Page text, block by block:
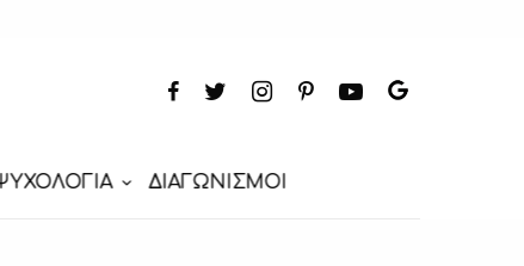
ΔΙΑΓΩΝΙΣΜΟΙ